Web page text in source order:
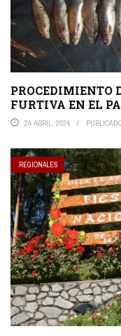
PROCEDIMIENTO
FURTIVA EN EL
24 ABRIL, 2024
REGIONALES